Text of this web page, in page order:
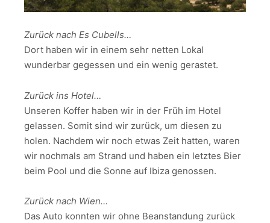
Zurück nach Es Cubells…
Dort haben wir in einem sehr netten Lokal
wunderbar gegessen und ein wenig gerastet.
Zurück ins Hotel…
Unseren Koffer haben wir in der Früh im Hotel
gelassen. Somit sind wir zurück, um diesen zu
holen. Nachdem wir noch etwas Zeit hatten, waren
wir nochmals am Strand und haben ein letztes Bier
beim Pool und die Sonne auf Ibiza genossen.
Zurück nach Wien…
Das Auto konnten wir ohne Beanstandung zurück